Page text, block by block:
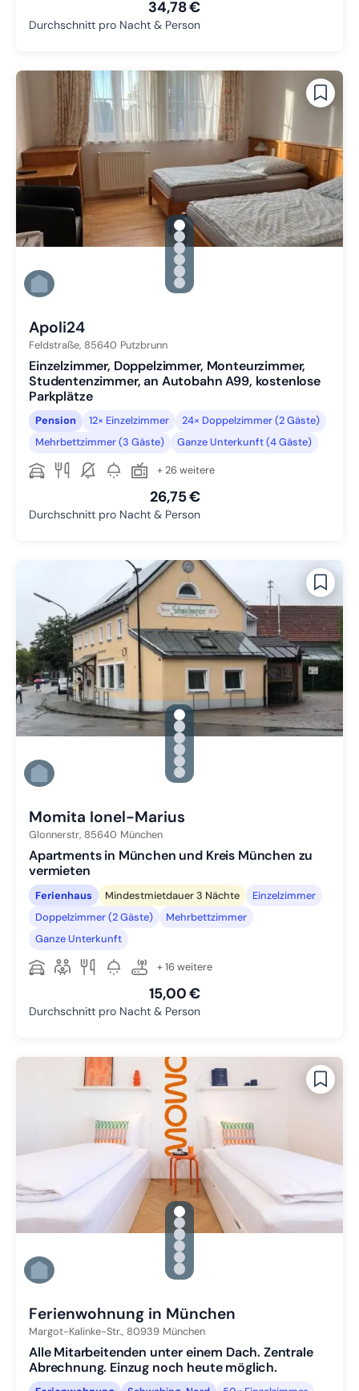
34,78 €
Durchschnitt pro Nacht & Person
gallery.slide_selector
Zu Slide 1 wechseln
Zu Slide 2 wechseln
Zu Slide 3 wechseln
Zu Slide 4 wechseln
Zu Slide 5 wechseln
Zu Slide 6 wechseln
Apoli24
Feldstraße, 85640 Putzbrunn
Einzelzimmer, Doppelzimmer, Monteurzimmer,
Studentenzimmer, an Autobahn A99, kostenlose
Parkplätze
Pension 12× Einzelzimmer
24× Doppelzimmer (2 Gäste)
Mehrbettzimmer (3 Gäste)
Ganze Unterkunft (4 Gäste)
+ 26 weitere
26,75 €
Durchschnitt pro Nacht & Person
gallery.slide_selector
Zu Slide 1 wechseln
Zu Slide 2 wechseln
Zu Slide 3 wechseln
Zu Slide 4 wechseln
Zu Slide 5 wechseln
Zu Slide 6 wechseln
Momita Ionel-Marius
Glonnerstr, 85640 München
Apartments in München und Kreis München zu
vermieten
Ferienhaus Mindestmietdauer 3 Nächte
Einzelzimmer
Doppelzimmer (2 Gäste)
Mehrbettzimmer
Ganze Unterkunft
+ 16 weitere
15,00 €
Durchschnitt pro Nacht & Person
gallery.slide_selector
Zu Slide 1 wechseln
Zu Slide 2 wechseln
Zu Slide 3 wechseln
Zu Slide 4 wechseln
Zu Slide 5 wechseln
Zu Slide 6 wechseln
Ferienwohnung in München
Margot-Kalinke-Str., 80939 München
Alle Mitarbeitenden unter einem Dach. Zentrale
Abrechnung. Einzug noch heute möglich.